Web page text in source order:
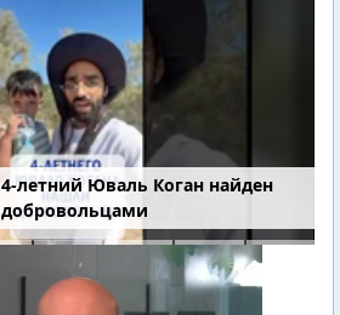
4-летний Юваль Коган найден
добровольцами